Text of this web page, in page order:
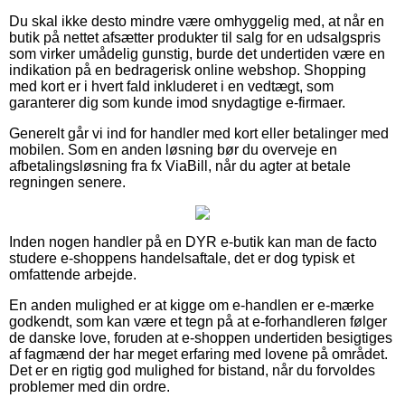
Du skal ikke desto mindre være omhyggelig med, at når en
butik på nettet afsætter produkter til salg for en udsalgspris
som virker umådelig gunstig, burde det undertiden være en
indikation på en bedragerisk online webshop. Shopping
med kort er i hvert fald inkluderet i en vedtægt, som
garanterer dig som kunde imod snydagtige e-firmaer.
Generelt går vi ind for handler med kort eller betalinger med
mobilen. Som en anden løsning bør du overveje en
afbetalingsløsning fra fx ViaBill, når du agter at betale
regningen senere.
Inden nogen handler på en DYR e-butik kan man de facto
studere e-shoppens handelsaftale, det er dog typisk et
omfattende arbejde.
En anden mulighed er at kigge om e-handlen er e-mærke
godkendt, som kan være et tegn på at e-forhandleren følger
de danske love, foruden at e-shoppen undertiden besigtiges
af fagmænd der har meget erfaring med lovene på området.
Det er en rigtig god mulighed for bistand, når du forvoldes
problemer med din ordre.